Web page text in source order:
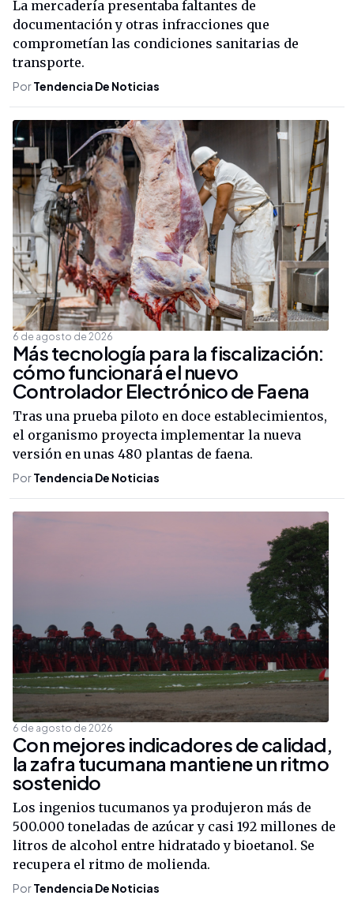
La mercadería presentaba faltantes de
documentación y otras infracciones que
comprometían las condiciones sanitarias de
transporte.
PorTendencia De Noticias
6 de agosto de 2026
Más tecnología para la fiscalización:
cómo funcionará el nuevo
Controlador Electrónico de Faena
Tras una prueba piloto en doce establecimientos,
el organismo proyecta implementar la nueva
versión en unas 480 plantas de faena.
PorTendencia De Noticias
6 de agosto de 2026
Con mejores indicadores de calidad,
la zafra tucumana mantiene un ritmo
sostenido
Los ingenios tucumanos ya produjeron más de
500.000 toneladas de azúcar y casi 192 millones de
litros de alcohol entre hidratado y bioetanol. Se
recupera el ritmo de molienda.
PorTendencia De Noticias